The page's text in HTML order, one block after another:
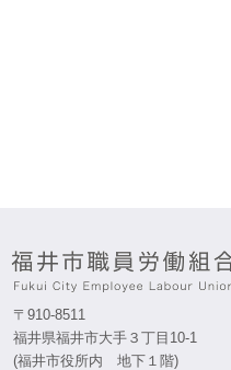
〒910-8511
福井県福井市大手３丁目10-1
(福井市役所内 地下１階)